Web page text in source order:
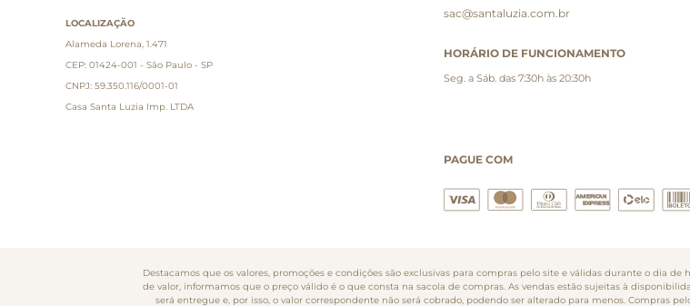
LOCALIZAÇÃO
Alameda Lorena, 1.471
CEP: 01424-001 - São Paulo - SP
CNPJ: 59.350.116/0001-01
Casa Santa Luzia Imp. LTDA
sac@santaluzia.com.br
HORÁRIO DE FUNCIONAMENTO
Seg. a Sáb. das 7:30h às 20:30h
PAGUE COM
Destacamos que os valores, promoções e condições são exclusivas para compras pelo site e válidas durante o dia
de valor, informamos que o preço válido é o que consta na sacola de compras. As vendas estão sujeitas à
será entregue e, por isso, o valor correspondente não será cobrado, podendo ser alterado para menos. Compras